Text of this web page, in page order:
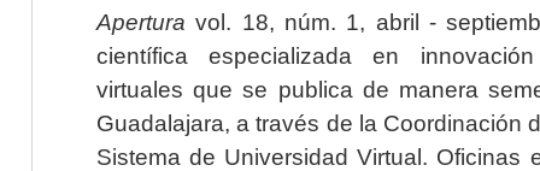
Apertura vol. 18, núm. 1, abril -
científica especializada en
virtuales que se publica de manera
Guadalajara, a través de la Coordinación
Sistema de Universidad Virtual. Oficinas